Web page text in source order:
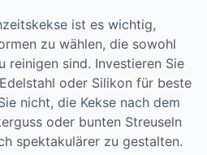
ist es wichtig,
zu wählen, die sowohl
reinigen sind. Investieren Sie
oder Silikon für beste
nicht, die Kekse nach dem
oder bunten Streuseln
spektakulärer zu gestalten.